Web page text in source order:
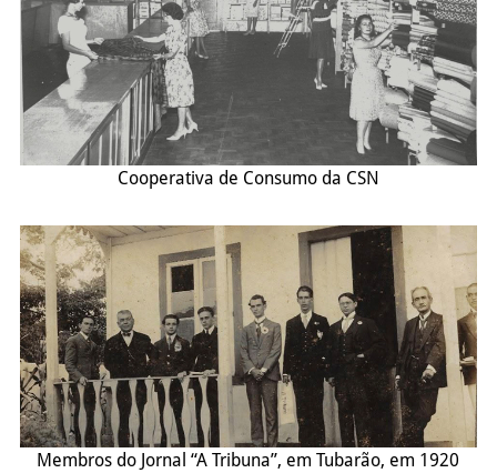
Cooperativa de Consumo da CSN
Membros do Jornal “A Tribuna”, em Tubarão, em 1920